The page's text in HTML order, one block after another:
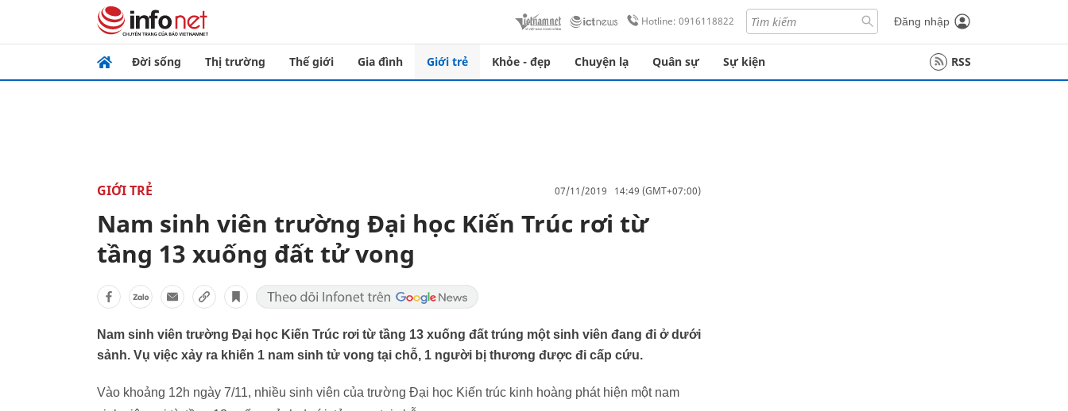
Hotline: 0916118822 Đăng nhập
Đời sống Thị trường Thế giới Gia đình Giới trẻ Khỏe - đẹp Chuyện lạ Quân sự Sự kiện RSS
GIỚI TRẺ 07/11/2019 14:49 (GMT+07:00)
Nam sinh viên trường Đại học Kiến Trúc rơi từ
tầng 13 xuống đất tử vong
Nam sinh viên trường Đại học Kiến Trúc rơi từ tầng 13 xuống đất trúng một sinh viên đang đi ở dưới
sảnh. Vụ việc xảy ra khiến 1 nam sinh tử vong tại chỗ, 1 người bị thương được đi cấp cứu.
Vào khoảng 12h ngày 7/11, nhiều sinh viên của trường Đại học Kiến trúc kinh hoàng phát hiện một nam